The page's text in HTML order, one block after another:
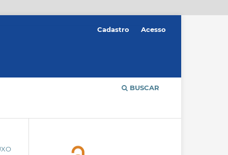
BUSCAR
Cadastro Acesso